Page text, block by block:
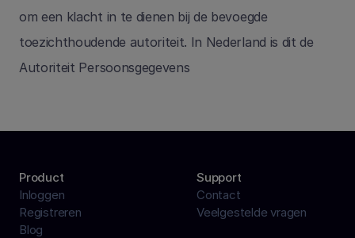
om een klacht in te dienen bij de bevoegde
toezichthoudende autoriteit. In Nederland is dit de
Autoriteit Persoonsgegevens
Product
Inloggen
Registreren
Blog
Support
Contact
Veelgestelde vragen